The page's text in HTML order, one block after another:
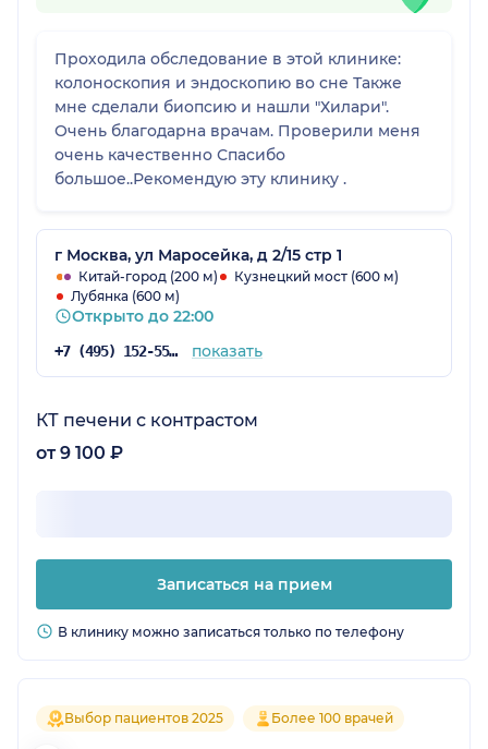
Проходила обследование в этой клинике:
колоноскопия и эндоскопию во сне Также
мне сделали биопсию и нашли "Хилари".
Очень благодарна врачам. Проверили меня
очень качественно Спасибо
большое..Рекомендую эту клинику .
г Москва, ул Маросейка, д 2/15 стр 1
Китай-город (200 м)
Кузнецкий мост (600 м)
Лубянка (600 м)
Открыто до 22:00
+7 (495) 152-55-08 показать
КТ печени с контрастом
от 9 100 ₽
Записаться на прием
В клинику можно записаться только по телефону
Выбор пациентов 2025 Более 100 врачей